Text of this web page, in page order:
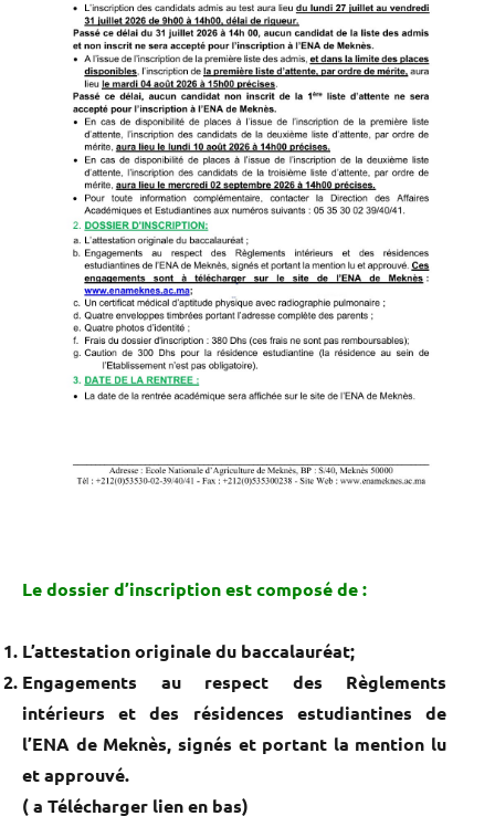
Le dossier d’inscription est composé de :
L’attestation originale du baccalauréat;
Engagements au respect des Règlements
intérieurs et des résidences estudiantines de
l’ENA de Meknès, signés et portant la mention lu
et approuvé.
( a Télécharger lien en bas)